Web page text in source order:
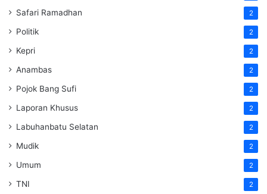
Safari Ramadhan 2
Politik 2
Kepri 2
Anambas 2
Pojok Bang Sufi 2
Laporan Khusus 2
Labuhanbatu Selatan 2
Mudik 2
Umum 2
TNI 2